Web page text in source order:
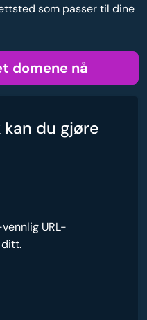
som passer til dine
domene nå
du gjøre
URL-
ditt.